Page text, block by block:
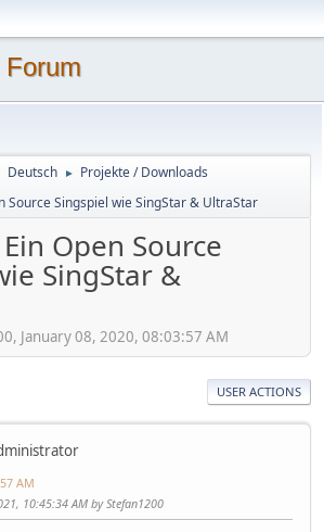
Forum
Deutsch ► Projekte / Downloads
Source Singspiel wie SingStar & UltraStar
Open Source
SingStar &
January 08, 2020, 08:03:57 AM
USER ACTIONS
AM
10:45:34 AM by Stefan1200